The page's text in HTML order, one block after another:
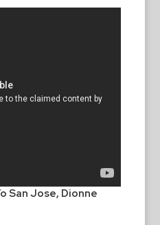
San Jose, Dionne